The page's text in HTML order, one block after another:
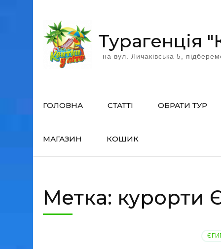
содержимому
(нажмите
Enter)
Турагенція
на вул. Личаківська 5,
ГОЛОВНА СТАТТІ ОБРАТИ ТУР
МАГАЗИН КОШИК
Метка: курорти